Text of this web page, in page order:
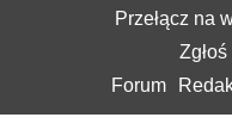
Przełącz na
Forum